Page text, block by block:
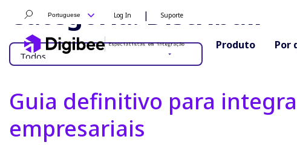
Portuguese Log In | Suporte
Produto Por
Categoria:Distribuir
Guia definitivo para
empresariais